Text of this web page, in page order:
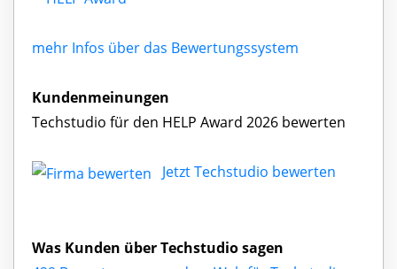
mehr Infos über das Bewertungssystem
Kundenmeinungen
Techstudio für den HELP Award 2026 bewerten
Jetzt Techstudio bewerten
Was Kunden über Techstudio sagen